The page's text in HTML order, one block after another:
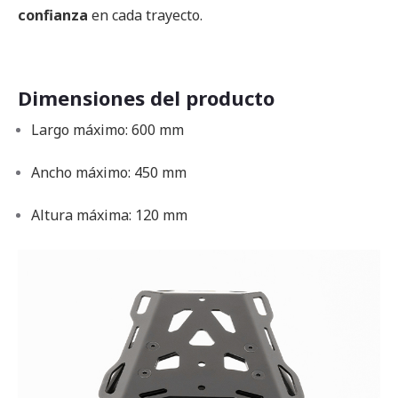
confianza en cada trayecto.
Dimensiones del producto
Largo máximo: 600 mm
Ancho máximo: 450 mm
Altura máxima: 120 mm